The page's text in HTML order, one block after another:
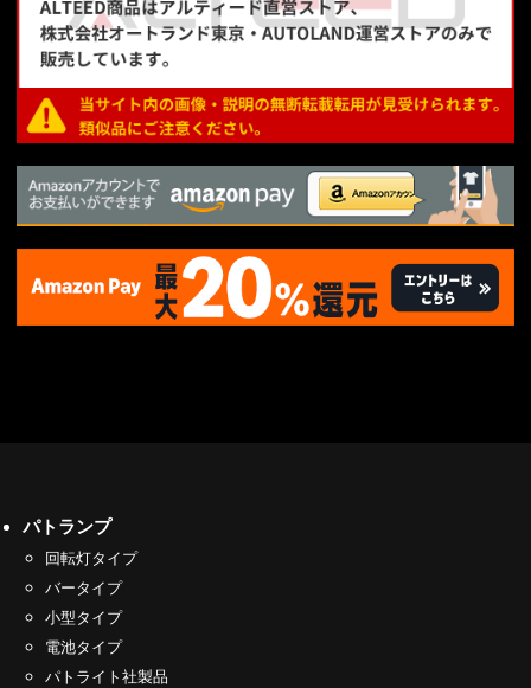
パトランプ
回転灯タイプ
バータイプ
小型タイプ
電池タイプ
パトライト社製品